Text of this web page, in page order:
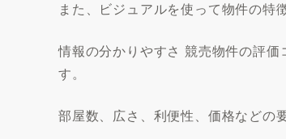
また、ビジュアルを使って物件の特
情報の分かりやすさ 競売物件の評
す。
部屋数、広さ、利便性、価格などの